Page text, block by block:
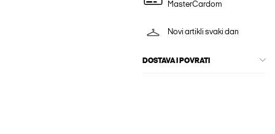
MasterCardom
Novi artikli svaki dan
DOSTAVA I POVRATI